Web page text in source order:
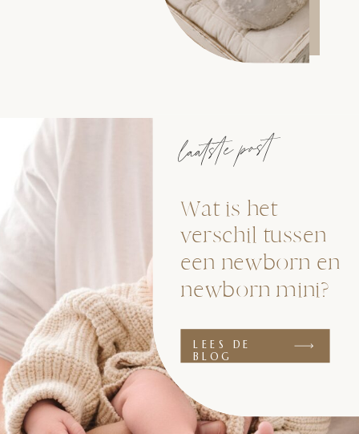
LEES DE
BLOG
Wat is het
verschil tussen
een newborn en
newborn mini?
laatste post